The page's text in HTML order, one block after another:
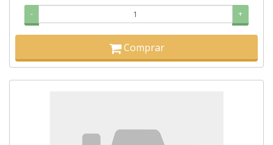
- +
Comprar